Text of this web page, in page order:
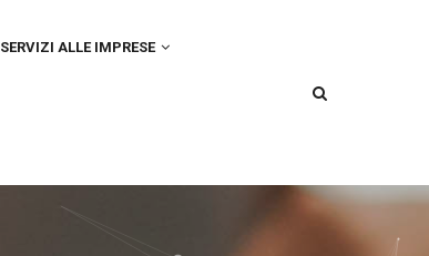
SERVIZI ALLE IMPRESE